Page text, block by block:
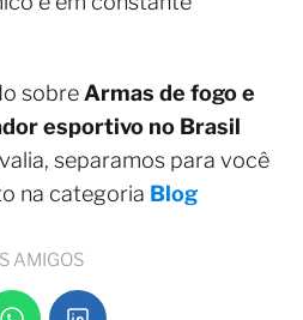
sobre Armas de fogo e
esportivo no Brasil
separamos para você
na categoria Blog
AMIGOS